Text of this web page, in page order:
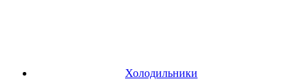
Холодильники